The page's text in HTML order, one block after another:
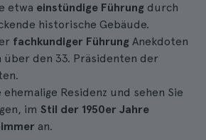
etwa einstündige Führung durch
historische Gebäude.
fachkundiger Führung Anekdoten
über den 33. Präsidenten der
Residenz und sehen Sie
im Stil der 1950er Jahre
an.